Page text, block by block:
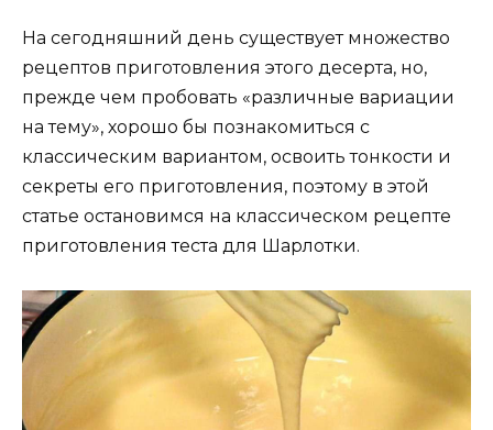
На сегодняшний день существует множество
рецептов приготовления этого десерта, но,
прежде чем пробовать «различные вариации
на тему», хорошо бы познакомиться с
классическим вариантом, освоить тонкости и
секреты его приготовления, поэтому в этой
статье остановимся на классическом рецепте
приготовления теста для Шарлотки.